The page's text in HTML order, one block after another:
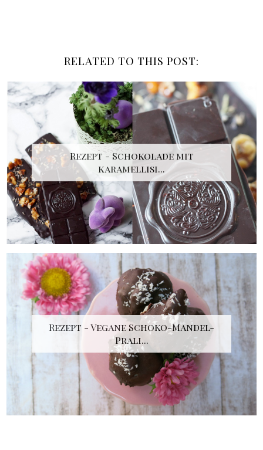
RELATED TO THIS POST:
Rezept - Schokolade mit
karamellisi...
Rezept - Vegane Schoko-Mandel-
Prali...